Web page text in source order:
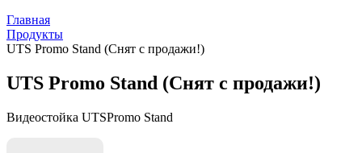
Главная
Продукты
UTS Promo Stand (Снят с продажи!)
UTS Promo Stand (Снят с продажи!)
Видеостойка UTSPromo Stand